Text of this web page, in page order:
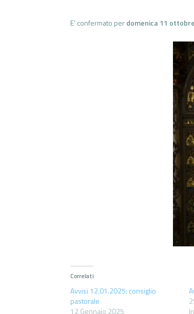
E’ confermato perdomenica 11 ottobre
Correlati
Avvisi 12.01.2025: consiglio
pastorale
12 Gennaio 2025